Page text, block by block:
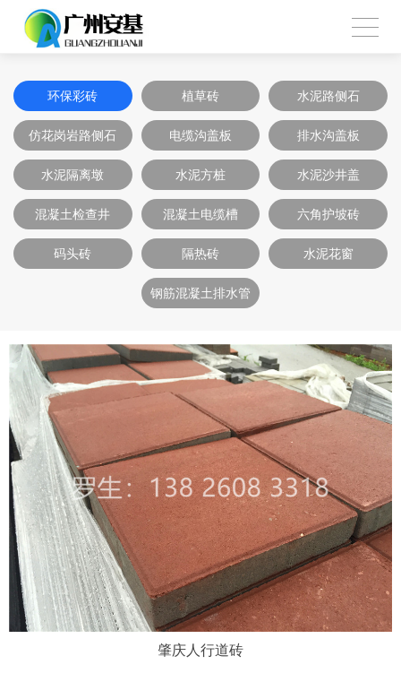
环保彩砖 植草砖 水泥路侧石
仿花岗岩路侧石 电缆沟盖板 排水沟盖板
水泥隔离墩 水泥方桩 水泥沙井盖
混凝土检查井 混凝土电缆槽 六角护坡砖
码头砖 隔热砖 水泥花窗
钢筋混凝土排水管
肇庆人行道砖